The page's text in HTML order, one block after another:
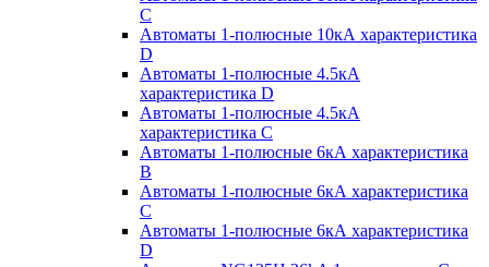
C
Автоматы 1-полюсные 10кА характеристика
D
Автоматы 1-полюсные 4.5кА
характеристика D
Автоматы 1-полюсные 4.5кА
характеристика С
Автоматы 1-полюсные 6кА характеристика
B
Автоматы 1-полюсные 6кА характеристика
C
Автоматы 1-полюсные 6кА характеристика
D